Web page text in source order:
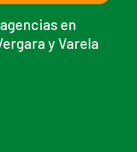
en
y Varela